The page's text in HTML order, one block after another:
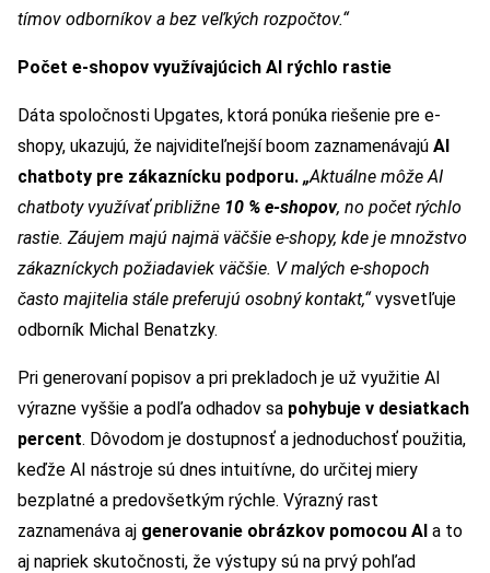
tímov odborníkov a bez veľkých rozpočtov.“
Počet e-shopov využívajúcich AI rýchlo rastie
Dáta spoločnosti Upgates, ktorá ponúka riešenie pre e-
shopy, ukazujú, že najviditeľnejší boom zaznamenávajú AI
chatboty pre zákaznícku podporu. „Aktuálne môže AI
chatboty využívať približne 10 % e-shopov, no počet rýchlo
rastie. Záujem majú najmä väčšie e-shopy, kde je množstvo
zákazníckych požiadaviek väčšie. V malých e-shopoch
často majitelia stále preferujú osobný kontakt,“vysvetľuje
odborník Michal Benatzky.
Pri generovaní popisov a pri prekladoch je už využitie AI
výrazne vyššie a podľa odhadov sa pohybuje v desiatkach
percent. Dôvodom je dostupnosť a jednoduchosť použitia,
keďže AI nástroje sú dnes intuitívne, do určitej miery
bezplatné a predovšetkým rýchle. Výrazný rast
zaznamenáva aj generovanie obrázkov pomocou AI a to
aj napriek skutočnosti, že výstupy sú na prvý pohľad